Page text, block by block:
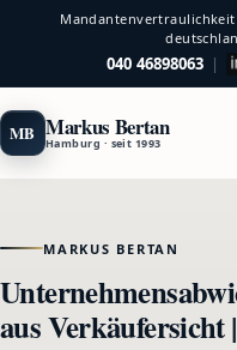
040 46898063 |
MB Markus Bertan
Hamburg · seit 1993
MARKUS BERTAN
aus